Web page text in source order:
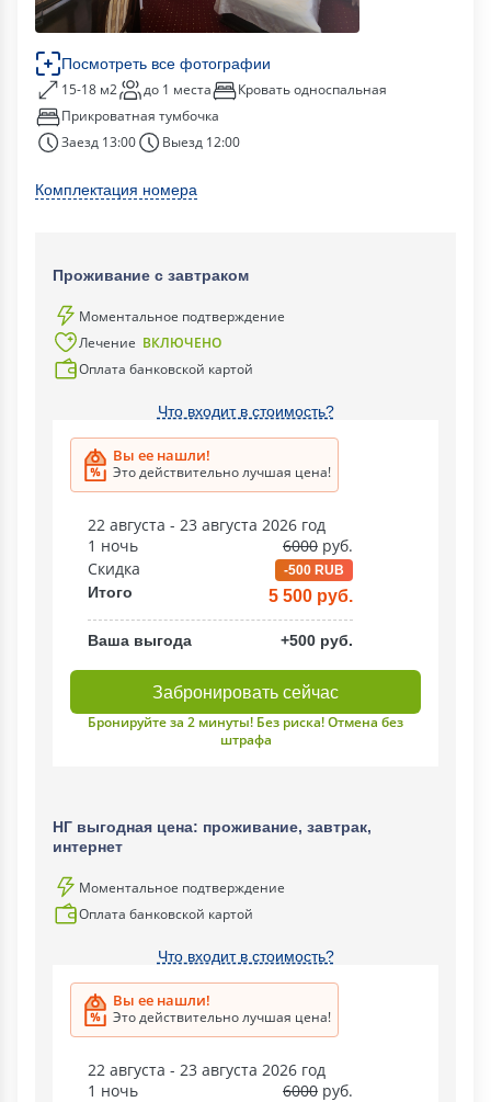
Посмотреть все фотографии
15-18 м2 до 1 места
Кровать односпальная
Прикроватная тумбочка
Заезд 13:00
Выезд 12:00
Комплектация номера
Проживание с завтраком
Моментальное подтверждение
Лечение ВКЛЮЧЕНО
Оплата банковской картой
Что входит в стоимость?
Вы ее нашли!
Это действительно лучшая цена!
22 августа - 23 августа 2026 год
1 ночь
6000 руб.
Скидка
-500 RUB
Итого 5 500 руб.
Ваша выгода +500 руб.
Забронировать сейчас
Бронируйте за 2 минуты! Без риска! Отмена без
штрафа
НГ выгодная цена: проживание, завтрак,
интернет
Моментальное подтверждение
Оплата банковской картой
Что входит в стоимость?
Вы ее нашли!
Это действительно лучшая цена!
22 августа - 23 августа 2026 год
1 ночь
6000 руб.